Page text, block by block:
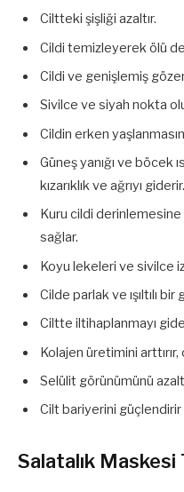
Ciltteki şişliği azaltır.
Cildi temizleyerek ölü
Cildi ve genişlemiş
Sivilce ve siyah nokta
Cildin erken
Güneş yanığı ve böcek
kızarıklık ve ağrıyı giderir.
Kuru cildi
sağlar.
Koyu lekeleri ve sivilce
Cilde parlak ve ışıltılı bir
Ciltte iltihaplanmayı
Kolajen üretimini
Selülit görünümünü
Cilt bariyerini güçlendirir
Salatalık Maskesi